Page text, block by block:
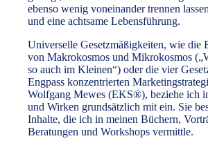
ebenso wenig voneinander trennen
und eine achtsame Lebensführung.
Universelle Gesetzmäßigkeiten, wie die
von Makrokosmos und Mikrokosmos
so auch im Kleinen“) oder die vier
Engpass konzentrierten
Wolfgang Mewes (EKS®), beziehe ich
und Wirken grundsätzlich mit ein. Sie
Inhalte, die ich in meinen Büchern,
Beratungen und Workshops vermittle.